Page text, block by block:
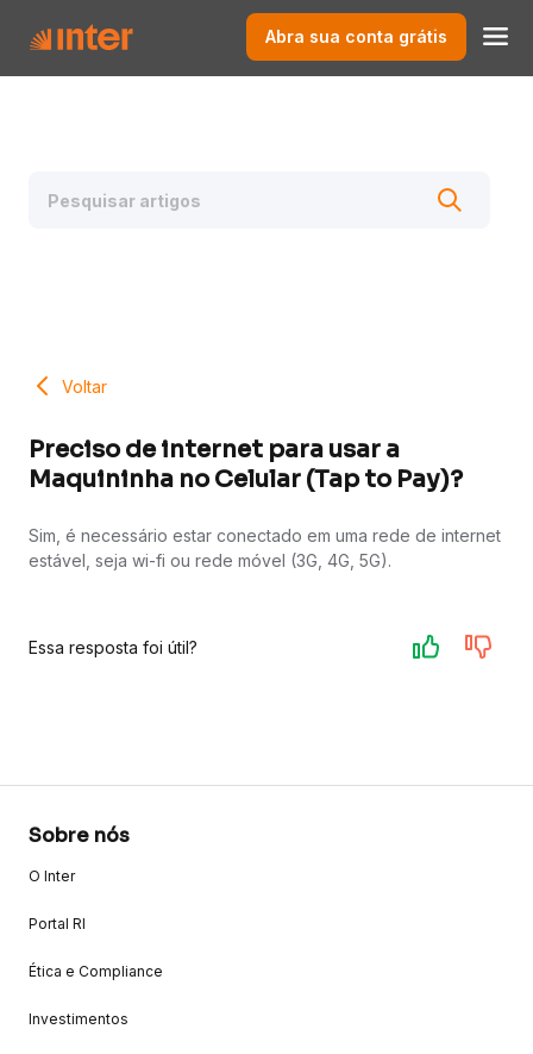
Abra sua conta grátis
Voltar
Preciso de internet para usar a
Maquininha no Celular (Tap to Pay)?
Sim, é necessário estar conectado em uma rede de internet
estável, seja wi-fi ou rede móvel (3G, 4G, 5G).
Essa resposta foi útil?
Sobre nós
O Inter
Portal RI
Ética e Compliance
Investimentos